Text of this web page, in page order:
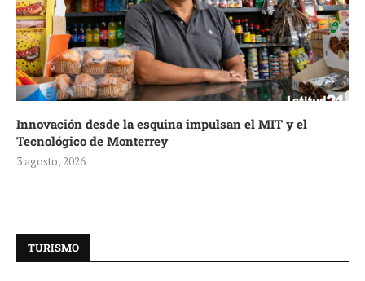
Innovación desde la esquina impulsan el MIT y el
Tecnológico de Monterrey
3 agosto, 2026
TURISMO